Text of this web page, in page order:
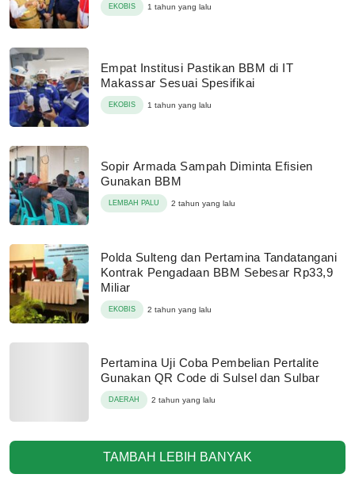
EKOBIS 1 tahun yang lalu
Empat Institusi Pastikan BBM di IT
Makassar Sesuai Spesifikai
EKOBIS 1 tahun yang lalu
Sopir Armada Sampah Diminta Efisien
Gunakan BBM
LEMBAH PALU 2 tahun yang lalu
Polda Sulteng dan Pertamina Tandatangani
Kontrak Pengadaan BBM Sebesar Rp33,9
Miliar
EKOBIS 2 tahun yang lalu
Pertamina Uji Coba Pembelian Pertalite
Gunakan QR Code di Sulsel dan Sulbar
DAERAH 2 tahun yang lalu
TAMBAH LEBIH BANYAK